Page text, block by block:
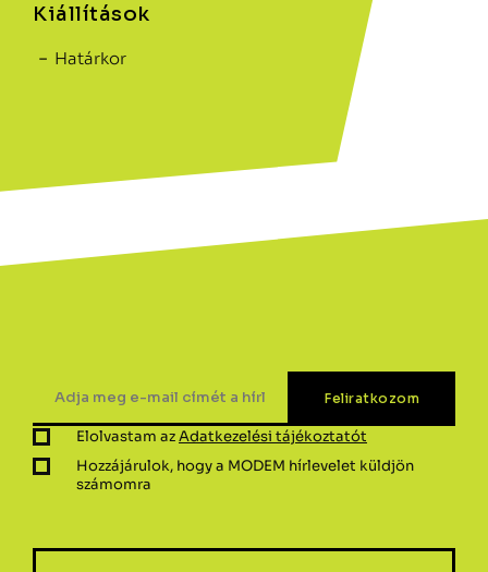
Kiállítások
Határkor
Elolvastam azAdatkezelési tájékoztatót
Hozzájárulok, hogy a MODEM hírlevelet küldjön
számomra